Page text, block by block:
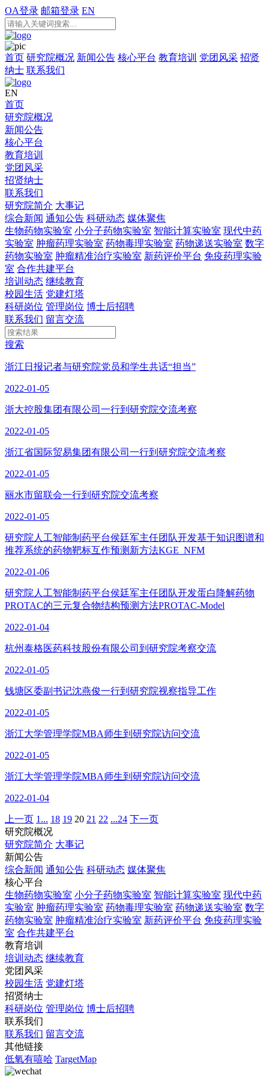
OA登录 邮箱登录 EN
首页 研究院概况 新闻公告 核心平台 教育培训 党团风采 招贤
纳士 联系我们
EN
首页
研究院概况
新闻公告
核心平台
教育培训
党团风采
招贤纳士
联系我们
研究院简介 大事记
综合新闻 通知公告 科研动态 媒体聚焦
生物药物实验室 小分子药物实验室 智能计算实验室 现代中药
实验室 肿瘤药理实验室 药物毒理实验室 药物递送实验室 数字
药物实验室 肿瘤精准治疗实验室 新药评价平台 免疫药理实验
室 合作共建平台
培训动态 继续教育
校园生活 党建灯塔
科研岗位 管理岗位 博士后招聘
联系我们 留言交流
搜索
浙江日报记者与研究院党员和学生共话“担当”
2022-01-05
浙大控股集团有限公司一行到研究院交流考察
2022-01-05
浙江省国际贸易集团有限公司一行到研究院交流考察
2022-01-05
丽水市留联会一行到研究院交流考察
2022-01-05
研究院人工智能制药平台侯廷军主任团队开发基于知识图谱和
推荐系统的药物靶标互作预测新方法KGE_NFM
2022-01-06
研究院人工智能制药平台侯廷军主任团队开发蛋白降解药物
PROTAC的三元复合物结构预测方法PROTAC-Model
2022-01-04
杭州泰格医药科技股份有限公司到研究院考察交流
2022-01-05
钱塘区委副书记沈燕俊一行到研究院视察指导工作
2022-01-05
浙江大学管理学院MBA师生到研究院访问交流
2022-01-05
浙江大学管理学院MBA师生到研究院访问交流
2022-01-04
上一页 1... 18 19 20 21 22 ...24 下一页
研究院概况
研究院简介 大事记
新闻公告
综合新闻 通知公告 科研动态 媒体聚焦
核心平台
生物药物实验室 小分子药物实验室 智能计算实验室 现代中药
实验室 肿瘤药理实验室 药物毒理实验室 药物递送实验室 数字
药物实验室 肿瘤精准治疗实验室 新药评价平台 免疫药理实验
室 合作共建平台
教育培训
培训动态 继续教育
党团风采
校园生活 党建灯塔
招贤纳士
科研岗位 管理岗位 博士后招聘
联系我们
联系我们 留言交流
其他链接
低氧有嘻哈 TargetMap